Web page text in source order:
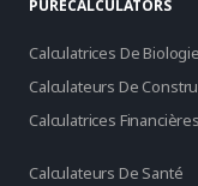
PURECALCULATORS
Calculatrices De Biologie
Calculateurs De
Calculatrices Financières
Calculateurs De Santé